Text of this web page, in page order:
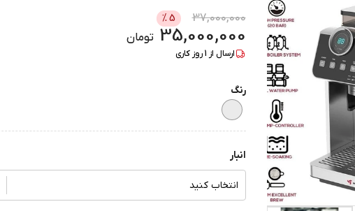
37,000,000
5
%
35,000,000 تومان
ارسال از 1روز کاری
رنگ
انبار
انتخاب کنید